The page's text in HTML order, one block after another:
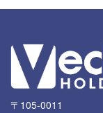
〒105-0011